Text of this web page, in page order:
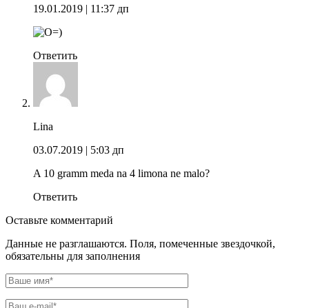
19.01.2019 | 11:37 дп
Ответить
Lina
03.07.2019 | 5:03 дп
A 10 gramm meda na 4 limona ne malo?
Ответить
Оставьте комментарий
Данные не разглашаются. Поля, помеченные звездочкой,
обязательны для заполнения